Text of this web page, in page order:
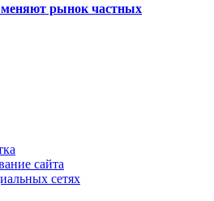
рынок частных
сайта
сетях